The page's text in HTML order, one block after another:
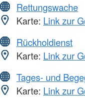
Rettungswache
Karte: Link zur
Rückholdienst
Karte: Link zur
Tages- und
Karte: Link zur